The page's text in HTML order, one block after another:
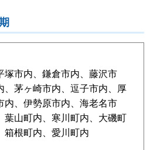
塚市内、鎌倉市内、藤沢市
、茅ヶ崎市内、逗子市内、厚
内、伊勢原市内、海老名市
葉山町内、寒川町内、大磯町
箱根町内、愛川町内